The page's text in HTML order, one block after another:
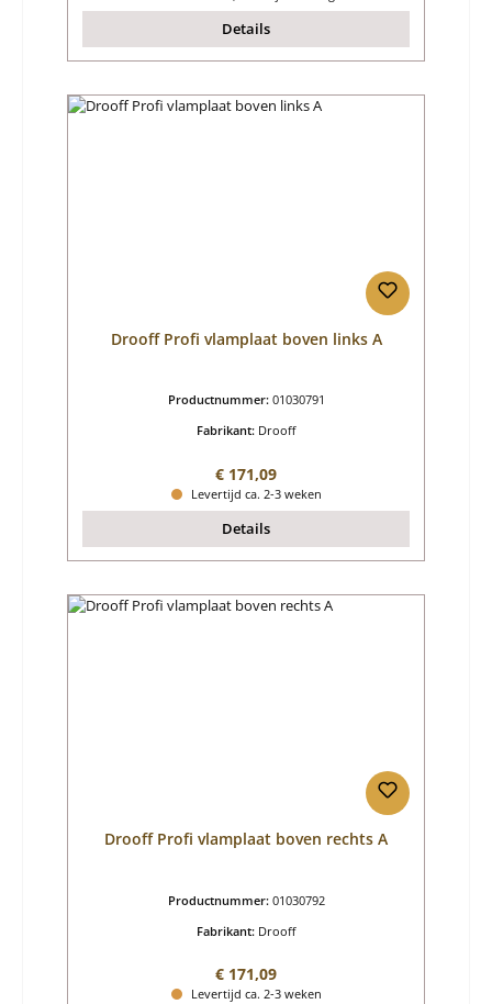
Details
Drooff Profi vlamplaat boven links A
Productnummer: 01030791
Fabrikant: Drooff
Normale prijs:
€ 171,09
Levertijd ca. 2-3 weken
Details
Drooff Profi vlamplaat boven rechts A
Productnummer: 01030792
Fabrikant: Drooff
Normale prijs:
€ 171,09
Levertijd ca. 2-3 weken